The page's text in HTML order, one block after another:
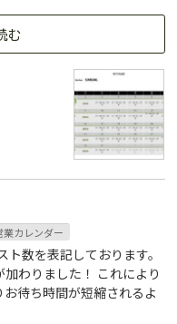
む
業カレンダー
数を表記しております。
わりました！ これにより
待ち時間が短縮されるよ